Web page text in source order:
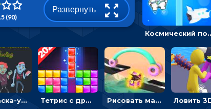
Космический побег:
(90)
Развернуть
Раскраска-ужастик: разукрась зомби и скелетов Тетрис с драгоценными камнями: расставляй блоки, чтобы получить линию - головоломка Рисовать машину и выигрывать гонку - для мальчиков